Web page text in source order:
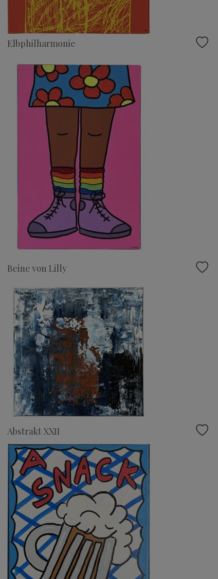
Elbphilharmonie
Beine von Lilly
Abstrakt XXII